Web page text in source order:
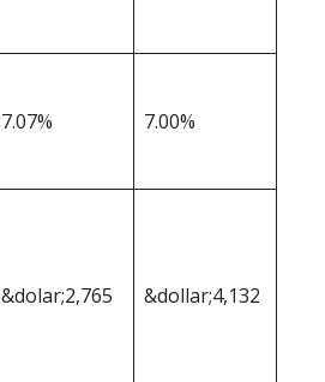
7.07% 7.00%
&dolar;2,765 &dollar;4,132